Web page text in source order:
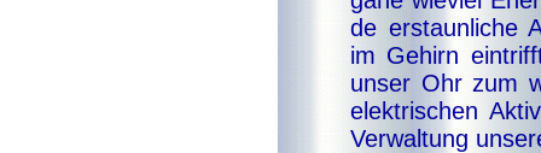
de er­staun­li­che
im Ge­hirn
un­ser Ohr zum
elek­tri­schen
Ver­wal­tung